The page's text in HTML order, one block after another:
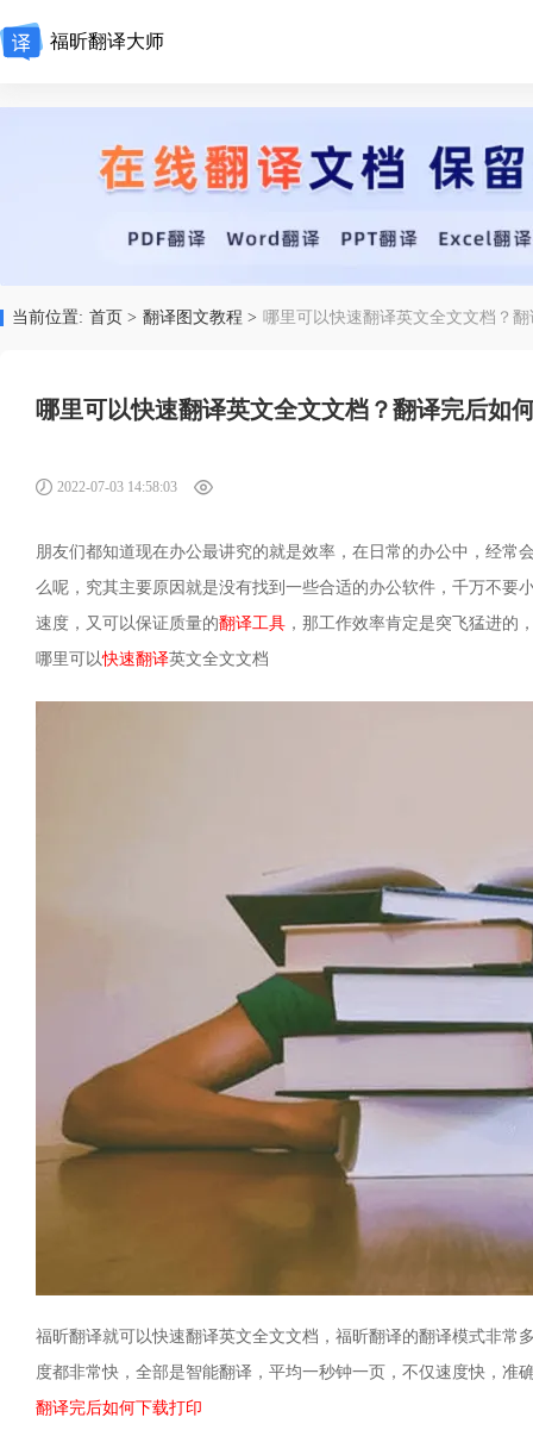
福昕翻译大师
当前位置: 首页 > 翻译图文教程 > 哪里可以快速翻译英文全文文档？
哪里可以快速翻译英文全文文档？翻译完后如
2022-07-03 14:58:03
朋友们都知道现在办公最讲究的就是效率，在日常的办公中，经
么呢，究其主要原因就是没有找到一些合适的办公软件，千万不
速度，又可以保证质量的翻译工具 ，那工作效率肯定是突飞猛进的
哪里可以快速翻译英文全文文档
福昕翻译就可以快速翻译英文全文文档，福昕翻译的翻译模式非
度都非常快，全部是智能翻译，平均一秒钟一页，不仅速度快，准
翻译完后如何下载打印